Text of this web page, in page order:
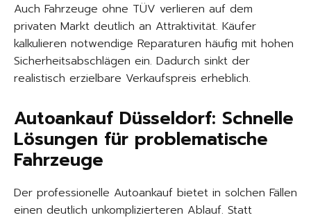
Auch Fahrzeuge ohne TÜV verlieren auf dem
privaten Markt deutlich an Attraktivität. Käufer
kalkulieren notwendige Reparaturen häufig mit hohen
Sicherheitsabschlägen ein. Dadurch sinkt der
realistisch erzielbare Verkaufspreis erheblich.
Autoankauf Düsseldorf: Schnelle
Lösungen für problematische
Fahrzeuge
Der professionelle Autoankauf bietet in solchen Fällen
einen deutlich unkomplizierteren Ablauf. Statt